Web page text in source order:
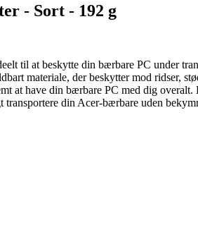
- Sort - 192 g
til at beskytte din bærbare PC under
materiale, der beskytter mod ridser,
at have din bærbare PC med dig overalt.
din Acer-bærbare uden